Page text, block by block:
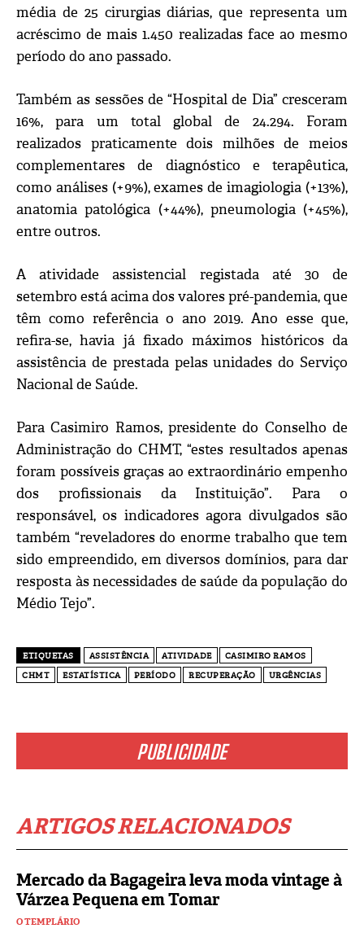
PUBLICIDADE
ARTIGOS RELACIONADOS
Mercado da Bagageira leva moda vintage à
Várzea Pequena em Tomar
O TEMPLÁRIO
média de 25 cirurgias diárias, que representa um
acréscimo de mais 1.450 realizadas face ao mesmo
período do ano passado.
Também as sessões de “Hospital de Dia” cresceram
16%, para um total global de 24.294. Foram
realizados praticamente dois milhões de meios
complementares de diagnóstico e terapêutica,
como análises (+9%), exames de imagiologia (+13%),
anatomia patológica (+44%), pneumologia (+45%),
entre outros.
A atividade assistencial registada até 30 de
setembro está acima dos valores pré-pandemia, que
têm como referência o ano 2019. Ano esse que,
refira-se, havia já fixado máximos históricos da
assistência de prestada pelas unidades do Serviço
Nacional de Saúde.
Para Casimiro Ramos, presidente do Conselho de
Administração do CHMT, “estes resultados apenas
foram possíveis graças ao extraordinário empenho
dos profissionais da Instituição”. Para o
responsável, os indicadores agora divulgados são
também “reveladores do enorme trabalho que tem
sido empreendido, em diversos domínios, para dar
resposta às necessidades de saúde da população do
Médio Tejo”.
ETIQUETAS ASSISTÊNCIA ATIVIDADE
CASIMIRO RAMOS
CHMT
ESTATÍSTICA PERÍODO RECUPERAÇÃO URGÊNCIAS